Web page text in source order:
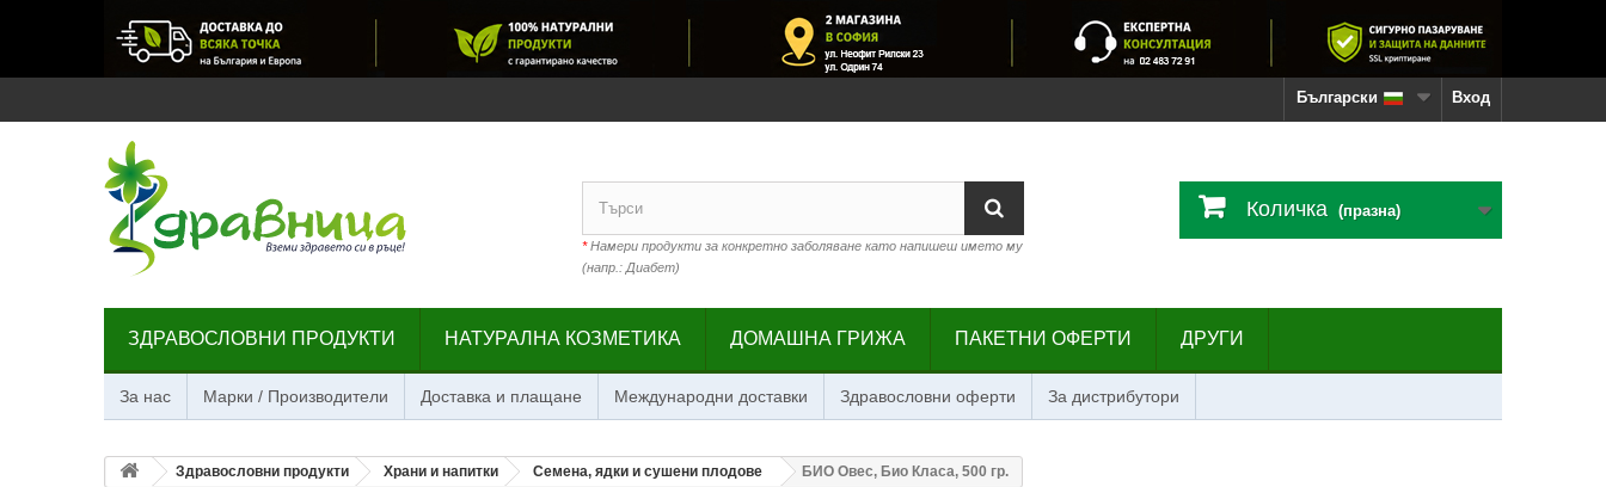
Вход
Български
*Намери продукти за конкретно заболяване като напишеш името му
(напр.: Диабет)
Количка (празна)
ЗДРАВОСЛОВНИ ПРОДУКТИ НАТУРАЛНА КОЗМЕТИКА ДОМАШНА ГРИЖА ПАКЕТНИ ОФЕРТИ ДРУГИ
За нас Марки / Производители Доставка и плащане Международни доставки Здравословни оферти За дистрибутори
Здравословни продукти Храни и напитки Семена, ядки и сушени плодове БИО Овес, Био Класа, 500 гр.